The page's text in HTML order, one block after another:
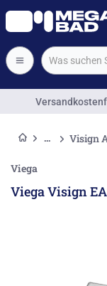
Visign
Viega
Viega Visign